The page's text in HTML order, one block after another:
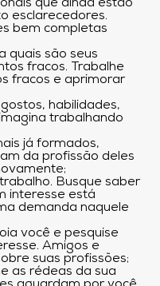
que ainda estão
esclarecedores.
bem completas
quais são seus
fracos. Trabalhe
fracos e aprimorar
habilidades,
trabalhando
já formados,
da profissão deles
Busque saber
interesse está
demanda naquele
você e pesquise
Amigos e
suas profissões;
as rédeas da sua